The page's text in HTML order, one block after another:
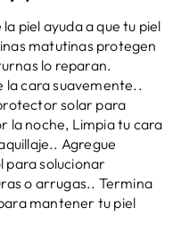
piel ayuda a que tu piel
matutinas protegen
lo reparan.
la cara suavemente..
solar para
la noche, Limpia tu cara
Agregue
para solucionar
o arrugas.. Termina
mantener tu piel